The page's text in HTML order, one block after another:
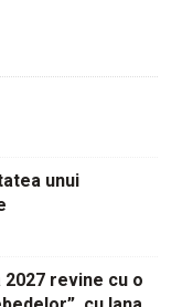
unui
revine cu o